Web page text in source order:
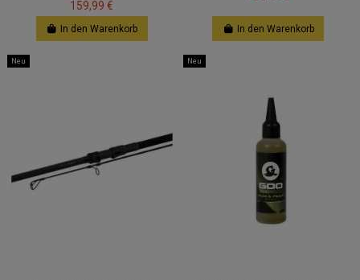
159,99 €
In den Warenkorb In den Warenkorb
Neu Neu